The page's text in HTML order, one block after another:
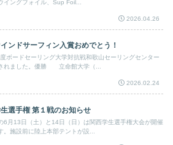
イングフォイル、Sup Foil...
2026.04.26
ンドサーフィン入賞おめでとう！
ボードセーリング大学対抗戦和歌山セーリングセンター
れました。優勝 立命館大学（...
2026.02.24
選手権 第１戦のお知らせ
6月13日（土）と14日（日）は関西学生選手権大会が開催
。施設前に陸上本部テントが設...